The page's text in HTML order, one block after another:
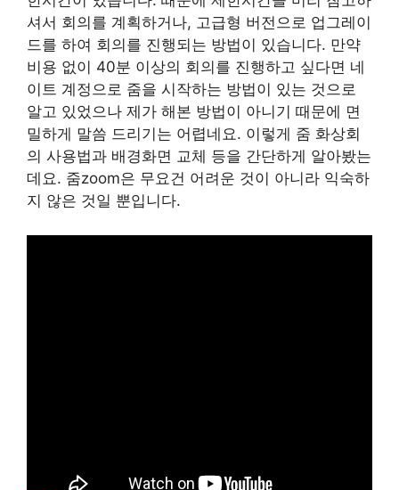
셔서 회의를 계획하거나, 고급형 버전으로 업그레이
드를 하여 회의를 진행되는 방법이 있습니다. 만약
비용 없이 40분 이상의 회의를 진행하고 싶다면 네
이트 계정으로 줌을 시작하는 방법이 있는 것으로
알고 있었으나 제가 해본 방법이 아니기 때문에 면
밀하게 말씀 드리기는 어렵네요. 이렇게 줌 화상회
의 사용법과 배경화면 교체 등을 간단하게 알아봤는
데요. 줌zoom은 무요건 어려운 것이 아니라 익숙하
지 않은 것일 뿐입니다.